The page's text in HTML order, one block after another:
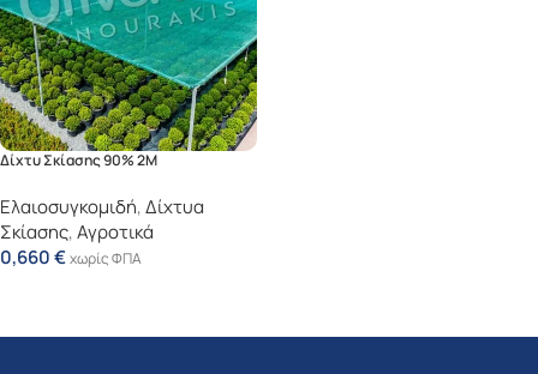
Δίχτυ Σκίασης 90% 2Μ
Ελαιοσυγκομιδή,Δίχτυα
Σκίασης,Αγροτικά
0,660€χωρίς ΦΠΑ